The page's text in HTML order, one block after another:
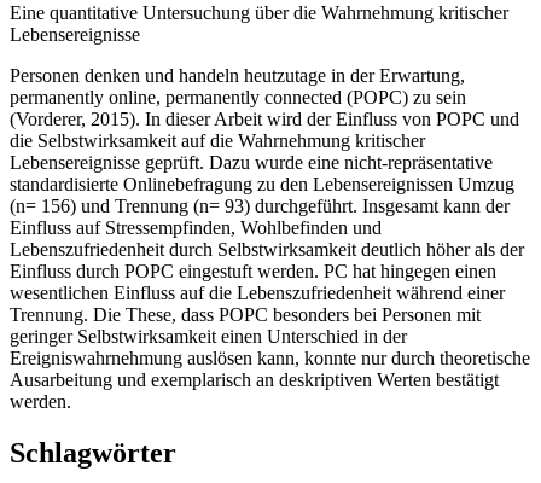
Eine quantitative Untersuchung über die Wahrnehmung kritischer
Lebensereignisse
Personen denken und handeln heutzutage in der Erwartung,
permanently online, permanently connected (POPC) zu sein
(Vorderer, 2015). In dieser Arbeit wird der Einfluss von POPC und
die Selbstwirksamkeit auf die Wahrnehmung kritischer
Lebensereignisse geprüft. Dazu wurde eine nicht-repräsentative
standardisierte Onlinebefragung zu den Lebensereignissen Umzug
(n= 156) und Trennung (n= 93) durchgeführt. Insgesamt kann der
Einfluss auf Stressempfinden, Wohlbefinden und
Lebenszufriedenheit durch Selbstwirksamkeit deutlich höher als der
Einfluss durch POPC eingestuft werden. PC hat hingegen einen
wesentlichen Einfluss auf die Lebenszufriedenheit während einer
Trennung. Die These, dass POPC besonders bei Personen mit
geringer Selbstwirksamkeit einen Unterschied in der
Ereigniswahrnehmung auslösen kann, konnte nur durch theoretische
Ausarbeitung und exemplarisch an deskriptiven Werten bestätigt
werden.
Schlagwörter